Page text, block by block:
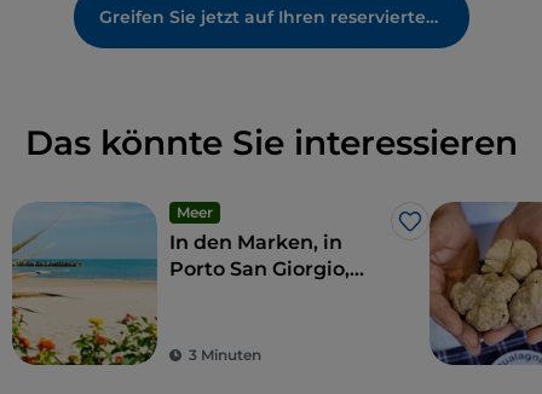
Greifen Sie jetzt auf Ihren reservierten Bereich zu
Das könnte Sie interessieren
Meer
Like
In den Marken, in
Porto San Giorgio,
3 Minuten